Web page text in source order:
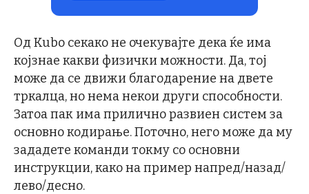
Од Kubo секако не очекувајте дека ќе има
којзнае какви физички можности. Да, тој
може да се движи благодарение на двете
тркалца, но нема некои други способности.
Затоа пак има прилично развиен систем за
основно кодирање. Поточно, него може да му
зададете команди токму со основни
инструкции, како на пример напред/назад/
лево/десно.